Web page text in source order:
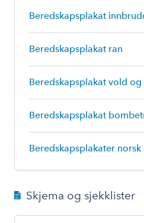
Beredskapsplakat
Beredskapsplakat ran
Beredskapsplakat vold og
Logg inn for å laste ned
Beredskapsplakat
Beredskapsplakater
Skjema og sjekklister